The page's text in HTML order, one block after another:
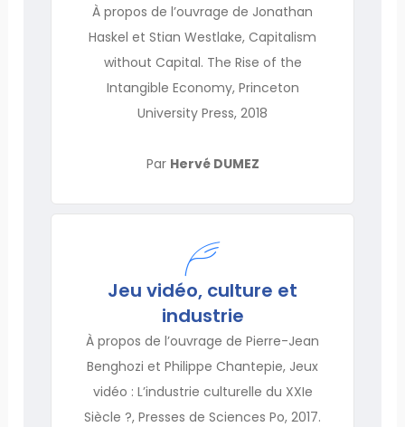
À propos de l’ouvrage de Jonathan
Haskel et Stian Westlake, Capitalism
without Capital. The Rise of the
Intangible Economy, Princeton
University Press, 2018
Par Hervé DUMEZ
Jeu vidéo, culture et
industrie
À propos de l’ouvrage de Pierre-Jean
Benghozi et Philippe Chantepie, Jeux
vidéo : L’industrie culturelle du XXIe
Siècle ?, Presses de Sciences Po, 2017.